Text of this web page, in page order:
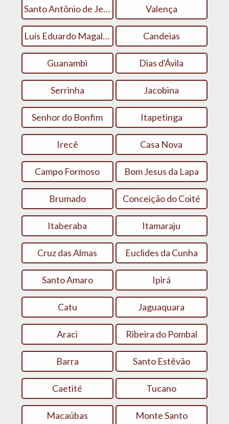
Santo Antônio de Jesus Valença
Luís Eduardo Magalhães Candeias
Guanambi Dias d'Ávila
Serrinha Jacobina
Senhor do Bonfim Itapetinga
Irecê Casa Nova
Campo Formoso Bom Jesus da Lapa
Brumado Conceição do Coité
Itaberaba Itamaraju
Cruz das Almas Euclides da Cunha
Santo Amaro Ipirá
Catu Jaguaquara
Araci Ribeira do Pombal
Barra Santo Estêvão
Caetité Tucano
Macaúbas Monte Santo